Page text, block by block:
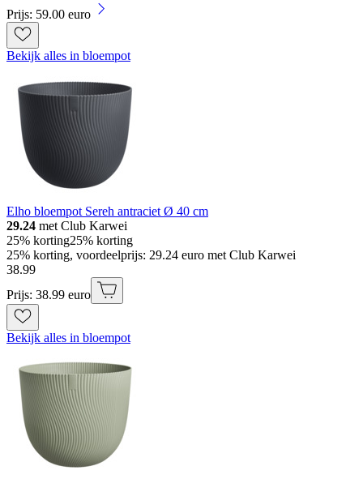
Prijs: 59.00 euro
Bekijk alles in bloempot
Elho bloempot Sereh antraciet Ø 40 cm
29.24 met Club Karwei
25% korting25% korting
25% korting, voordeelprijs: 29.24 euro met Club Karwei
38.99
Prijs: 38.99 euro
Bekijk alles in bloempot